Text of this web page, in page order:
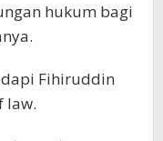
hukum bagi
Fihiruddin
law.